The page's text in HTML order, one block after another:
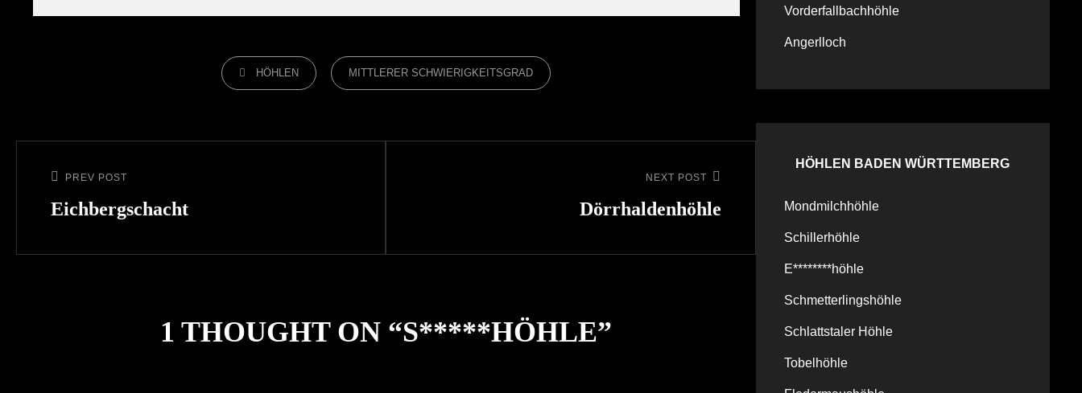
CATEGORIES
HÖHLEN MITTLERER SCHWIERIGKEITSGRAD
Previous
Post
PREV POST
Eichbergschacht
NEXT POST
Dörrhaldenhöhle
1 THOUGHT ON “S*****HÖHLE”
Vorderfallbachhöhle
Angerlloch
HÖHLEN BADEN WÜRTTEMBERG
Mondmilchhöhle
Schillerhöhle
E********höhle
Schmetterlingshöhle
Schlattstaler Höhle
Tobelhöhle